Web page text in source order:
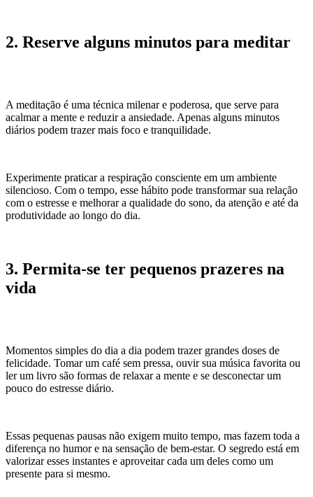
2. Reserve alguns minutos para meditar
A meditação é uma técnica milenar e poderosa, que serve para
acalmar a mente e reduzir a ansiedade. Apenas alguns minutos
diários podem trazer mais foco e tranquilidade.
Experimente praticar a respiração consciente em um ambiente
silencioso. Com o tempo, esse hábito pode transformar sua relação
com o estresse e melhorar a qualidade do sono, da atenção e até da
produtividade ao longo do dia.
3. Permita-se ter pequenos prazeres na
vida
Momentos simples do dia a dia podem trazer grandes doses de
felicidade. Tomar um café sem pressa, ouvir sua música favorita ou
ler um livro são formas de relaxar a mente e se desconectar um
pouco do estresse diário.
Essas pequenas pausas não exigem muito tempo, mas fazem toda a
diferença no humor e na sensação de bem-estar. O segredo está em
valorizar esses instantes e aproveitar cada um deles como um
presente para si mesmo.